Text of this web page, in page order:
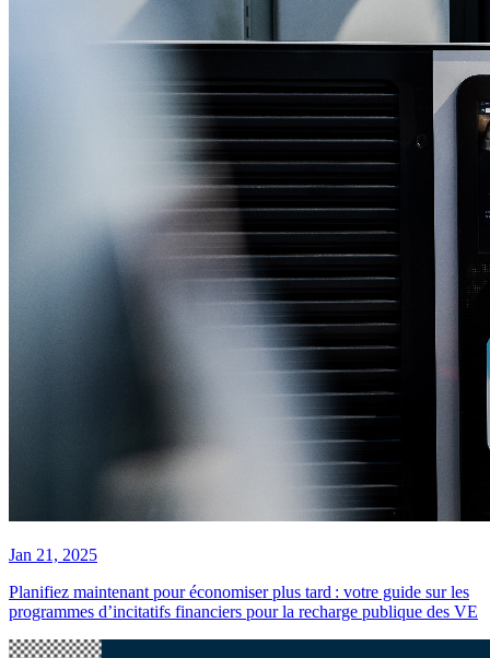
Jan 21, 2025
Planifiez maintenant pour économiser plus tard : votre guide sur les
programmes d’incitatifs financiers pour la recharge publique des VE